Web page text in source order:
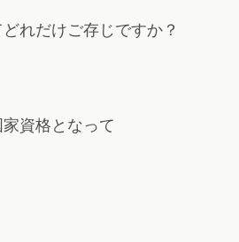
れだけご存じですか？
資格となって